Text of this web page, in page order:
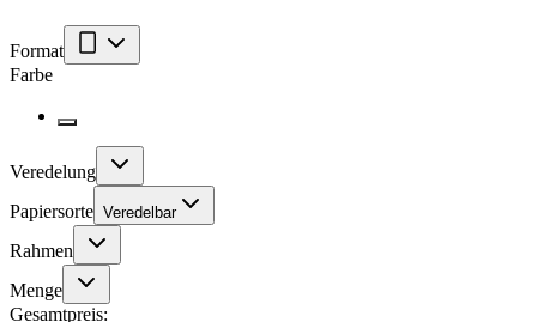
Format
Farbe
Veredelung
Papiersorte Veredelbar
Rahmen
Menge
Gesamtpreis: